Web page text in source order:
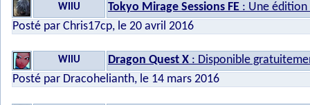
WIIU Tokyo Mirage Sessions FE : Une
Posté par Chris17cp, le 20 avril 2016
WIIU Dragon Quest X : Disponible
Posté par Dracohelianth, le 14 mars 2016